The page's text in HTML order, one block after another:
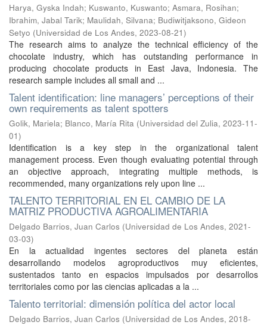
Harya, Gyska Indah; Kuswanto, Kuswanto; Asmara, Rosihan;
Ibrahim, Jabal Tarik; Maulidah, Silvana; Budiwitjaksono, Gideon
Setyo (Universidad de Los Andes, 2023-08-21)
The research aims to analyze the technical efficiency of the
chocolate industry, which has outstanding performance in
producing chocolate products in East Java, Indonesia. The
research sample includes all small and ...
Talent identification: line managers’ perceptions of their
own requirements as talent spotters
Golik, Mariela; Blanco, María Rita (Universidad del Zulia, 2023-11-
01)
Identification is a key step in the organizational talent
management process. Even though evaluating potential through
an objective approach, integrating multiple methods, is
recommended, many organizations rely upon line ...
TALENTO TERRITORIAL EN EL CAMBIO DE LA
MATRIZ PRODUCTIVA AGROALIMENTARIA
Delgado Barrios, Juan Carlos (Universidad de Los Andes, 2021-
03-03)
En la actualidad ingentes sectores del planeta están
desarrollando modelos agroproductivos muy eficientes,
sustentados tanto en espacios impulsados por desarrollos
territoriales como por las ciencias aplicadas a la ...
Talento territorial: dimensión política del actor local
Delgado Barrios, Juan Carlos (Universidad de Los Andes, 2018-